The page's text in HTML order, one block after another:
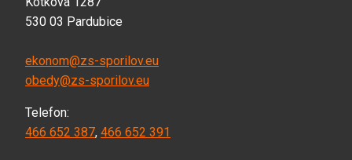
530 03 Pardubice
ekonom@zs-sporilov.eu
obedy@zs-sporilov.eu
Telefon:
466 652 387, 466 652 391